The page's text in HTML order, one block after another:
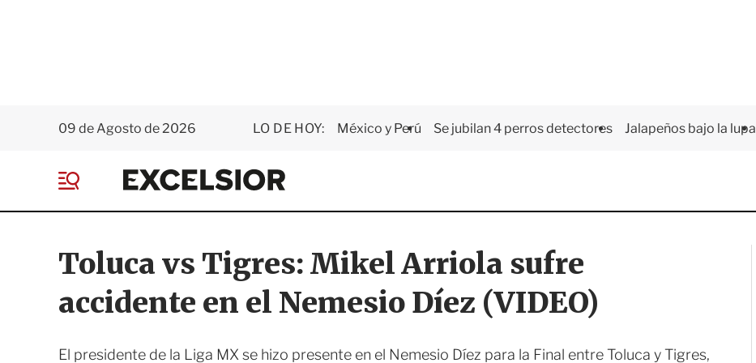
09 de Agosto de 2026 LO DE HOY: México y Perú Se jubilan 4 perros detectores Jalapeños bajo la lupa
E
x
e
i
o
r
e
Toluca vs Tigres: Mikel Arriola sufre
accidente en el Nemesio Díez (VIDEO)
El presidente de la Liga MX se hizo presente en el Nemesio Díez para la Final entre Toluca y Tigres,